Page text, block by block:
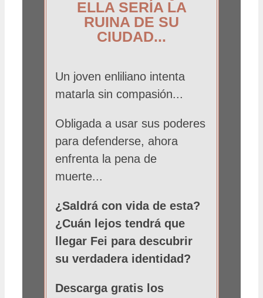
ELLA SERÍA LA
RUINA DE SU
CIUDAD...
Un joven enliliano intenta
matarla sin compasión...
Obligada a usar sus poderes
para defenderse, ahora
enfrenta la pena de
muerte...
¿Saldrá con vida de esta?
¿Cuán lejos tendrá que
llegar Fei para descubrir
su verdadera identidad?
Descarga gratis los